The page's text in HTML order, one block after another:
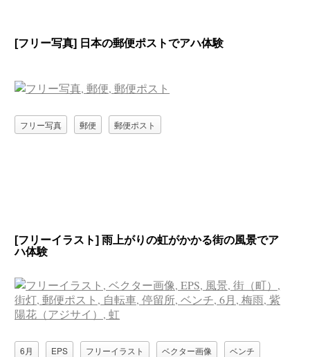
[フリー写真] 日本の郵便ポストでアハ体験
フリー写真 郵便 郵便ポスト
[フリーイラスト] 雨上がりの虹がかかる街の風景でア
ハ体験
6月 EPS フリーイラスト ベクター画像 ベンチ